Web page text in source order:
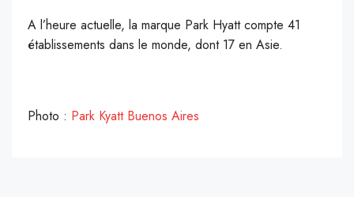
A l’heure actuelle, la marque Park Hyatt compte 41
établissements dans le monde, dont 17 en Asie.
Photo : Park Kyatt Buenos Aires